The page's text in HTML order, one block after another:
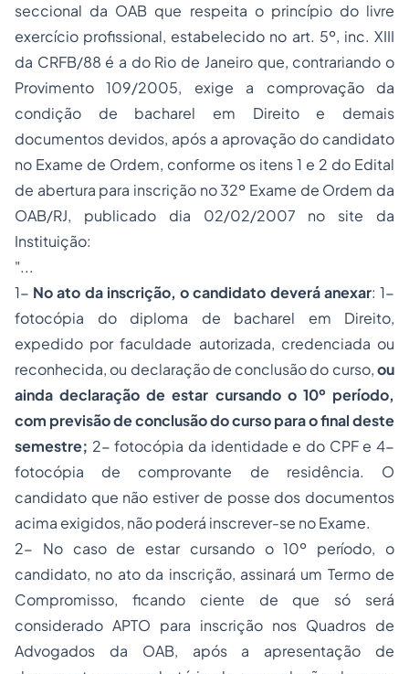
seccional da OAB que respeita o princípio do livre
exercício profissional, estabelecido no art. 5º, inc. XIII
da CRFB/88 é a do Rio de Janeiro que, contrariando o
Provimento 109/2005, exige a comprovação da
condição de bacharel em Direito e demais
documentos devidos, após a aprovação do candidato
no Exame de Ordem, conforme os itens 1 e 2 do Edital
de abertura para inscrição no 32º Exame de Ordem da
OAB/RJ, publicado dia 02/02/2007 no site da
Instituição:
"...
1- No ato da inscrição, o candidato deverá anexar: 1-
fotocópia do diploma de bacharel em Direito,
expedido por faculdade autorizada, credenciada ou
reconhecida, ou declaração de conclusão do curso,ou
ainda declaração de estar cursando o 10º período,
com previsão de conclusão do curso para o final deste
semestre; 2- fotocópia da identidade e do CPF e 4-
fotocópia de comprovante de residência. O
candidato que não estiver de posse dos documentos
acima exigidos, não poderá inscrever-se no Exame.
2- No caso de estar cursando o 10º período, o
candidato, no ato da inscrição, assinará um Termo de
Compromisso, ficando ciente de que só será
considerado APTO para inscrição nos Quadros de
Advogados da OAB, após a apresentação de